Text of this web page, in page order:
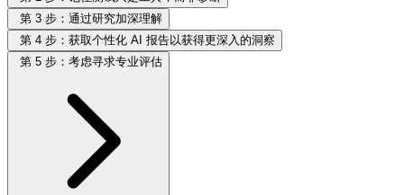
第 3 步：通过研究加深理解
第 4 步：获取个性化 AI 报告以获得更深入的洞察
第 5 步：考虑寻求专业评估